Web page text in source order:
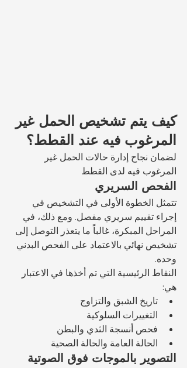
كيف يتم تشخيص الحمل غير
المرغوب فيه عند القطط؟
لضمان نجاح إدارة حالات الحمل غير
المرغوب فيه لدى القطط
الفحص السريري
تتمثل الخطوة الأولى في التشخيص في
إجراء تقييم سريري مفصل. ومع ذلك، في
المراحل المبكرة، غالباً ما يتعذر التوصل إلى
تشخيص نهائي بالاعتماد على الفحص البدني
وحده.
النقاط الرئيسية التي تم أخذها في الاعتبار
هي:
تاريخ الشبق والتزاوج
التغييرات السلوكية
فحص أنسجة الثدي والبطن
الحالة العامة والحالة الصحية
التصوير بالموجات فوق الصوتية